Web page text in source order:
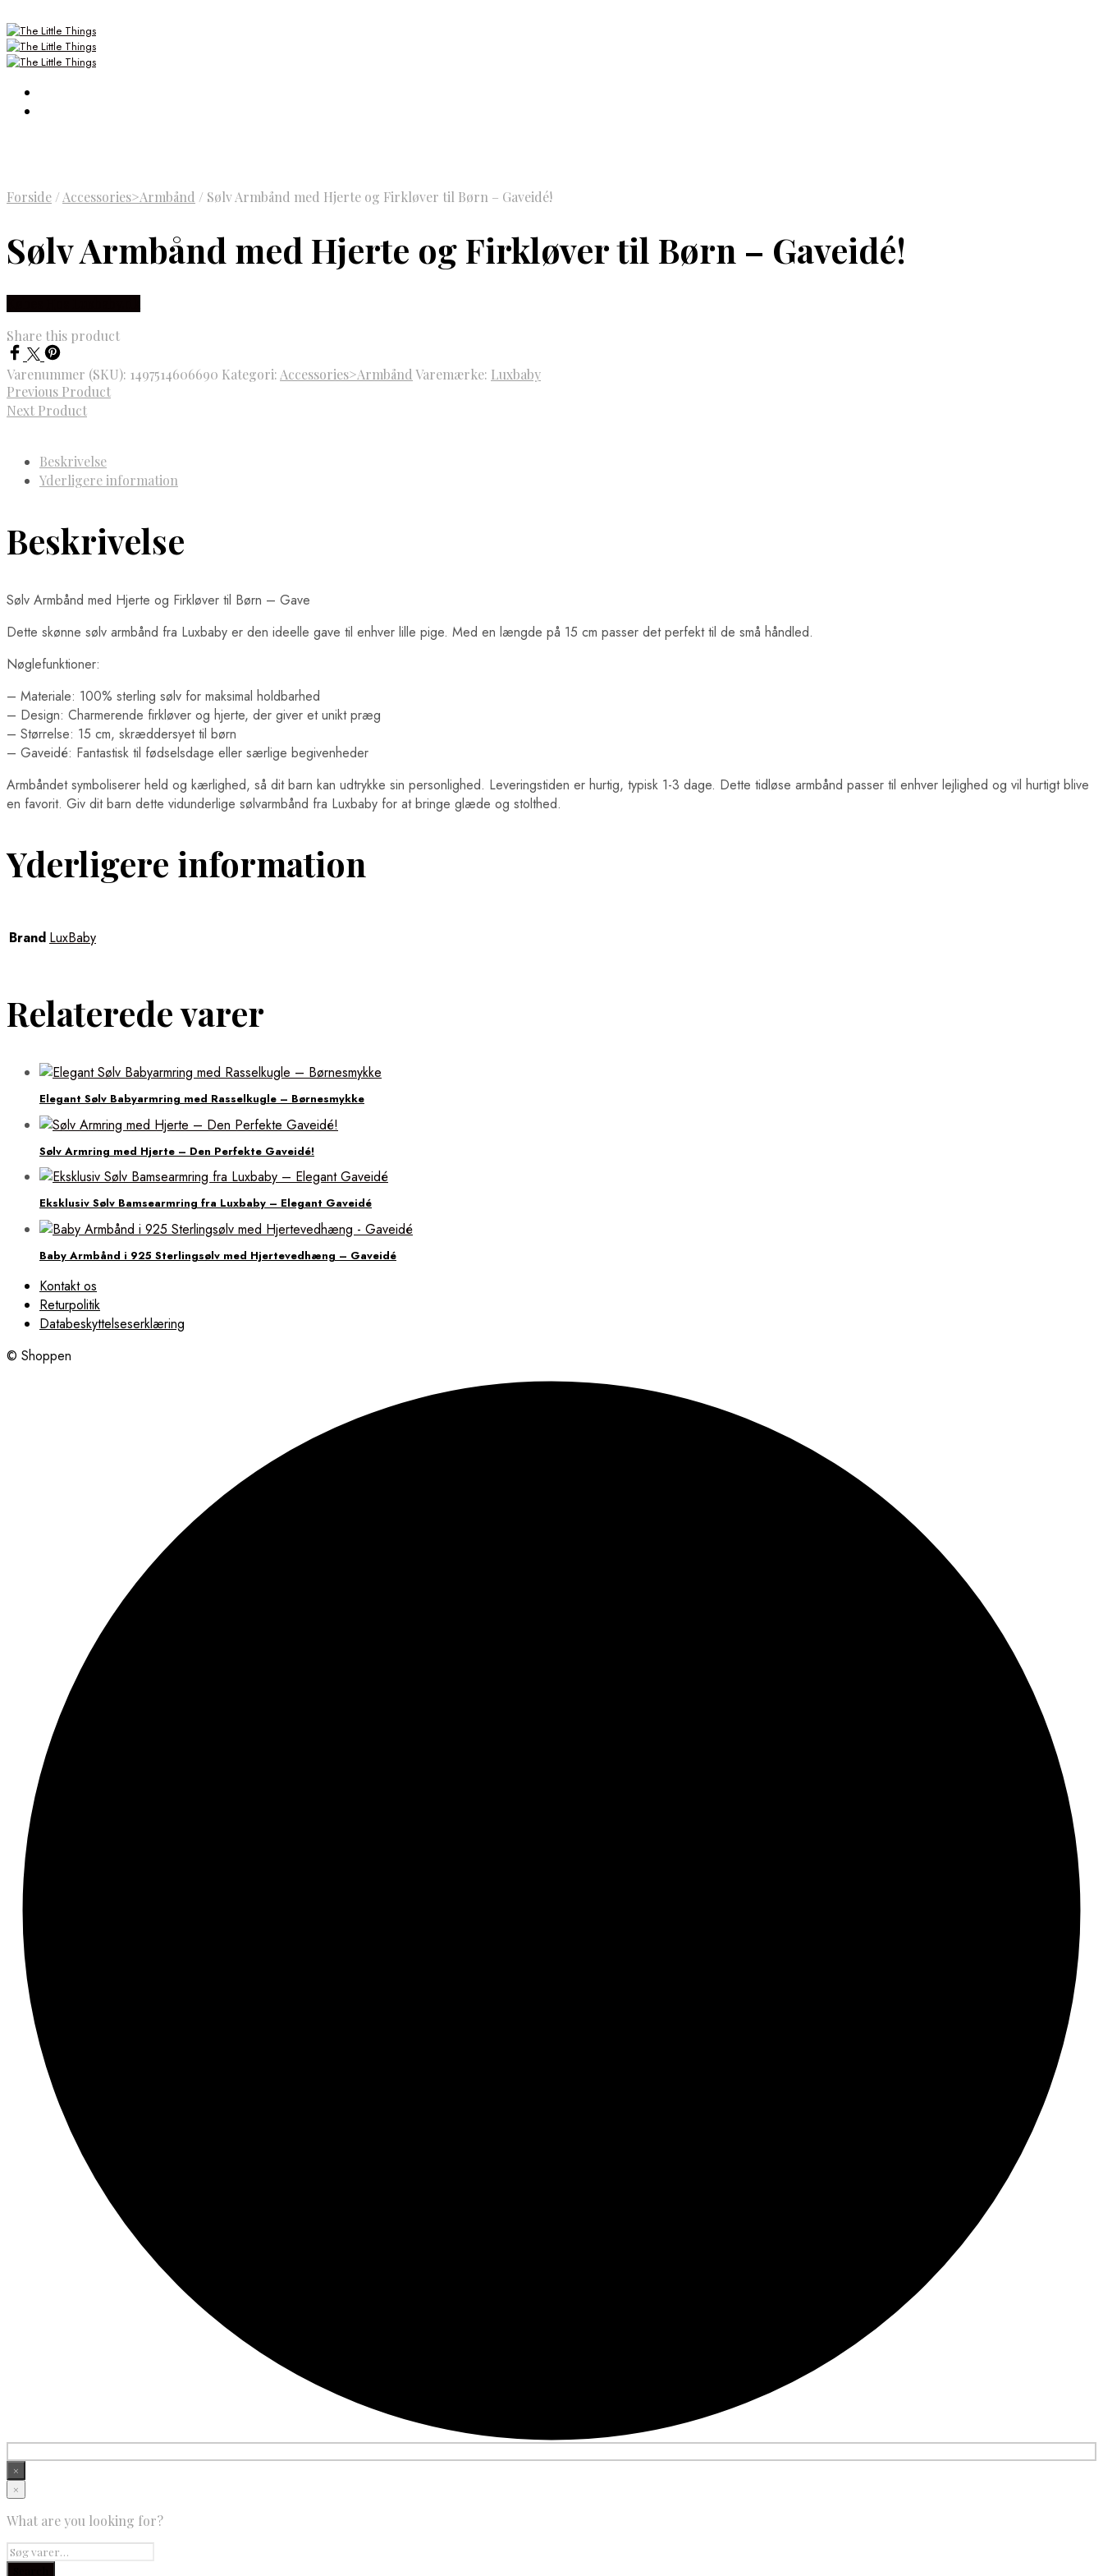
Forside / Accessories>Armbånd / Sølv Armbånd med Hjerte og Firkløver til Børn – Gaveidé!
Sølv Armbånd med Hjerte og Firkløver til Børn – Gaveidé!
Share this product
Varenummer (SKU): 1497514606690 Kategori: Accessories>Armbånd Varemærke: Luxbaby
Previous Product
Next Product
Beskrivelse
Yderligere information
Beskrivelse
Sølv Armbånd med Hjerte og Firkløver til Børn – Gave
Dette skønne sølv armbånd fra Luxbaby er den ideelle gave til enhver lille pige. Med en længde på 15 cm passer det perfekt til de små håndled.
Nøglefunktioner:
– Materiale: 100% sterling sølv for maksimal holdbarhed
– Design: Charmerende firkløver og hjerte, der giver et unikt præg
– Størrelse: 15 cm, skræddersyet til børn
– Gaveidé: Fantastisk til fødselsdage eller særlige begivenheder
Armbåndet symboliserer held og kærlighed, så dit barn kan udtrykke sin personlighed. Leveringstiden er hurtig, typisk 1-3 dage. Dette tidløse armbånd passer til enhver lejlighed og vil hurtigt blive
en favorit. Giv dit barn dette vidunderlige sølvarmbånd fra Luxbaby for at bringe glæde og stolthed.
Yderligere information
Brand LuxBaby
Relaterede varer
Elegant Sølv Babyarmring med Rasselkugle – Børnesmykke
Sølv Armring med Hjerte – Den Perfekte Gaveidé!
Eksklusiv Sølv Bamsearmring fra Luxbaby – Elegant Gaveidé
Baby Armbånd i 925 Sterlingsølv med Hjertevedhæng – Gaveidé
Kontakt os
Returpolitik
Databeskyttelseserklæring
© Shoppen
×
×
What are you looking for?